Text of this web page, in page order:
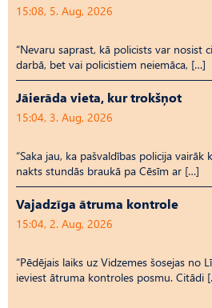
15:08, 5. Aug, 2026
“Nevaru saprast, kā policists var nosist
darbā, bet vai policistiem neiemāca, […]
Jāierāda vieta, kur trokšņot
15:04, 3. Aug, 2026
“Saka jau, ka pašvaldības policija vairāk
nakts stundās braukā pa Cēsīm ar […]
Vajadzīga ātruma kontrole
15:04, 2. Aug, 2026
“Pēdējais laiks uz Vid­ze­mes šosejas no
ieviest ātruma kontroles posmu. Citādi